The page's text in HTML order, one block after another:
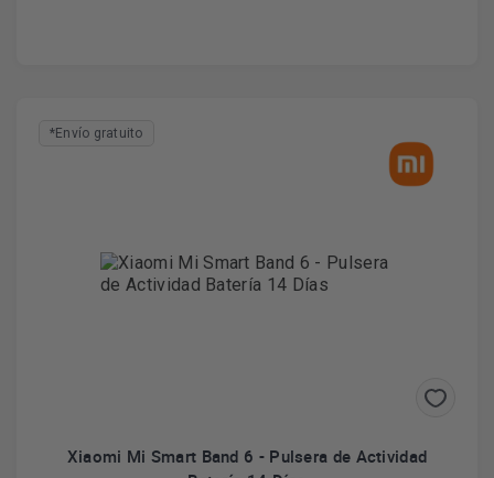
*Envío gratuito
Xiaomi Mi Smart Band 6 - Pulsera de Actividad